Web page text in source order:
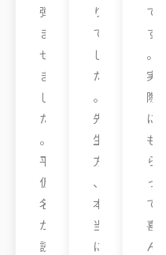
弾
ま
せ
ま
し
た
。
平
仮
名
が
読
り
で
し
た
。
先
生
方
、
本
当
に
で
す
。
実
際
に
も
ら
っ
て
喜
ん